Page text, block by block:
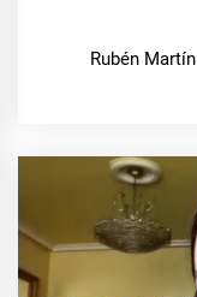
Rubén Martín